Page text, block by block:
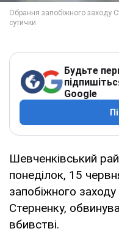
Будьте
Google
Шевченківський
понеділок, 15
запобіжного заходу
Стерненку,
вбивстві.